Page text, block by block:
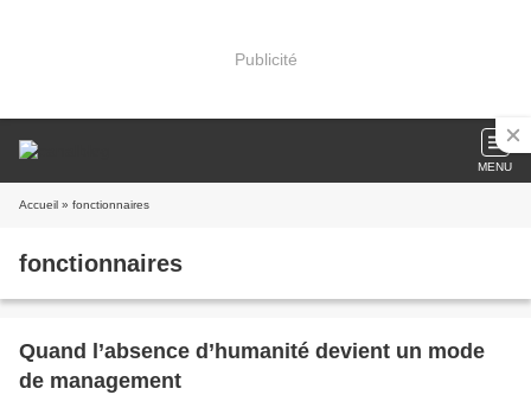
Publicité
MENU
Accueil » fonctionnaires
fonctionnaires
Quand l’absence d’humanité devient un mode
de management